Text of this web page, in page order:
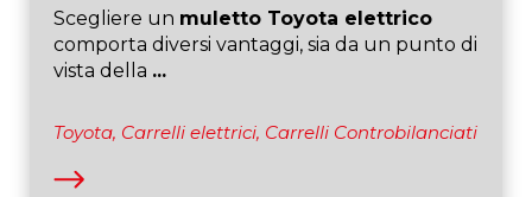
Scegliere un muletto Toyota elettrico
comporta diversi vantaggi, sia da un punto di
vista della ...
Toyota, Carrelli elettrici, Carrelli Controbilanciati